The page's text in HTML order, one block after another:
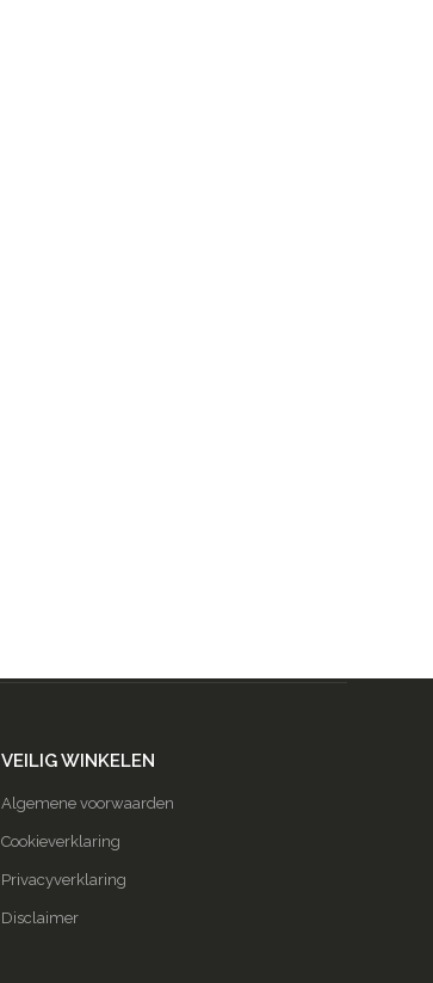
VEILIG WINKELEN
Algemene voorwaarden
Cookieverklaring
Privacyverklaring
Disclaimer